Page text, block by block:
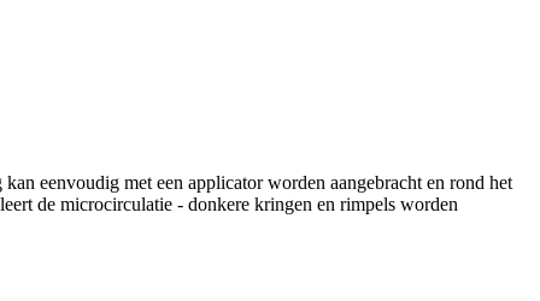
eenvoudig met een applicator worden aangebracht en rond het
de microcirculatie - donkere kringen en rimpels worden